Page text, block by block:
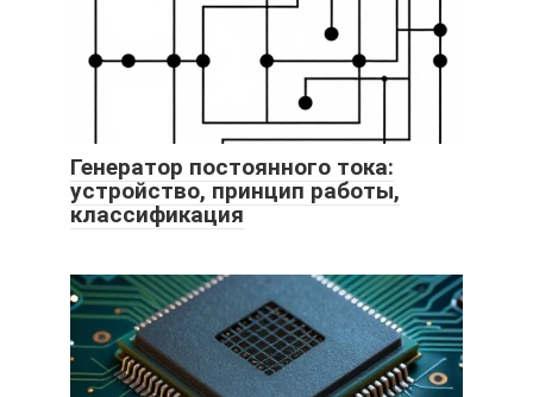
Генератор постоянного тока:
устройство, принцип работы,
классификация